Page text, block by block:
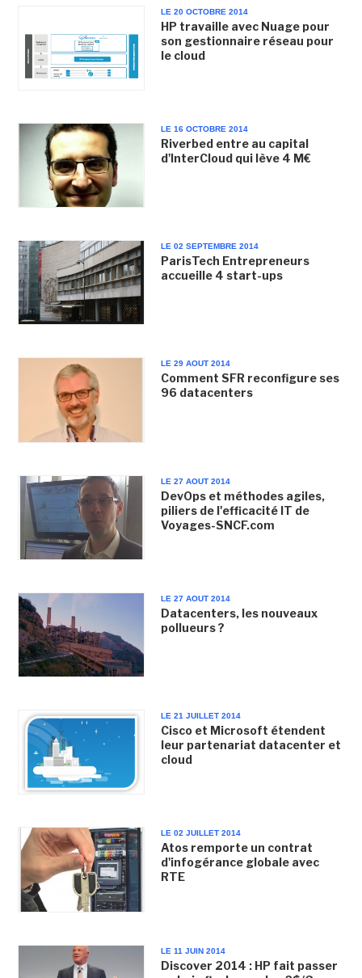
LE 20 OCTOBRE 2014
HP travaille avec Nuage pour
son gestionnaire réseau pour
le cloud
LE 16 OCTOBRE 2014
Riverbed entre au capital
d'InterCloud qui lève 4 M€
LE 02 SEPTEMBRE 2014
ParisTech Entrepreneurs
accueille 4 start-ups
LE 29 AOUT 2014
Comment SFR reconfigure ses
96 datacenters
LE 27 AOUT 2014
DevOps et méthodes agiles,
piliers de l'efficacité IT de
Voyages-SNCF.com
LE 27 AOUT 2014
Datacenters, les nouveaux
pollueurs ?
LE 21 JUILLET 2014
Cisco et Microsoft étendent
leur partenariat datacenter et
cloud
LE 02 JUILLET 2014
Atos remporte un contrat
d'infogérance globale avec
RTE
LE 11 JUIN 2014
Discover 2014 : HP fait passer